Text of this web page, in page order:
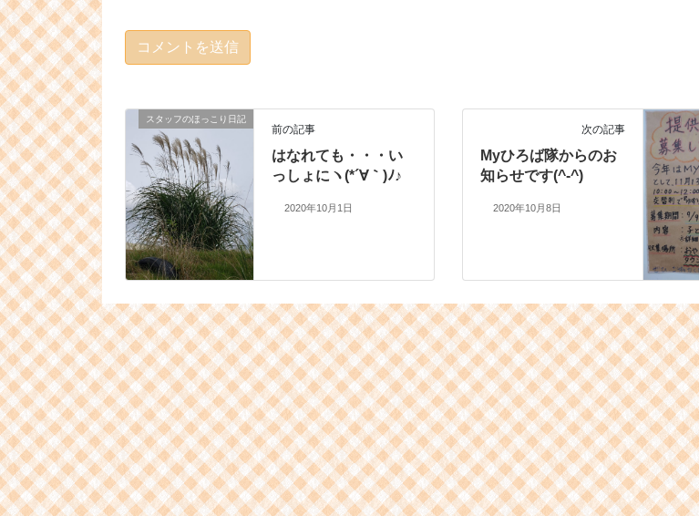
スタッフのほっこり日記
前の記事
はなれても・・・い
っしょにヽ(*´∀｀)ﾉ♪
2020年10月1日
次の記事
Myひろば隊からのお
知らせです(^-^)
2020年10月8日